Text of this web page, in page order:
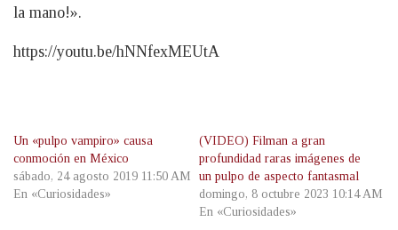
la mano!».
https://youtu.be/hNNfexMEUtA
Un «pulpo vampiro» causa
conmoción en México
sábado, 24 agosto 2019 11:50 AM
En «Curiosidades»
(VIDEO) Filman a gran
profundidad raras imágenes de
un pulpo de aspecto fantasmal
domingo, 8 octubre 2023 10:14 AM
En «Curiosidades»